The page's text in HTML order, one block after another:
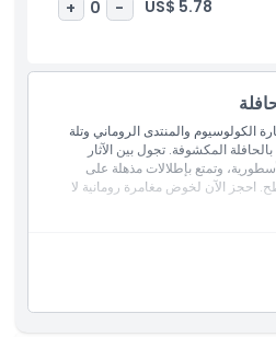
US$ 5.78
-
0
+
الكولوسيوم والمنتدى الروماني وتلة
المكشوفة. تجول بين الآثار
وتمتع بإطلالات مذهلة على
احجز الآن لخوض مغامرة رومانية لا